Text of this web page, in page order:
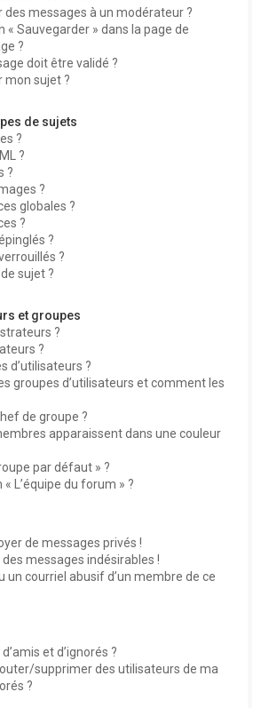
messages à un modérateur ?
« Sauvegarder » dans la page de
?
doit être validé ?
sujet ?
de sujets
?
?
?
?
globales ?
?
?
?
sujet ?
et groupes
?
?
d’utilisateurs ?
groupes d’utilisateurs et comment les
de groupe ?
apparaissent dans une couleur
par défaut » ?
« L’équipe du forum » ?
de messages privés !
messages indésirables !
un courriel abusif d’un membre de ce
et d’ignorés ?
supprimer des utilisateurs de ma
?